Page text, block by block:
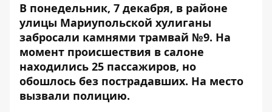
В понедельник, 7 декабря, в районе
улицы Мариупольской хулиганы
забросали камнями трамвай №9. На
момент происшествия в салоне
находились 25 пассажиров, но
обошлось без пострадавших. На место
вызвали полицию.